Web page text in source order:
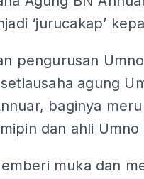
‘jurucakap’
pengurusan
agung
baginya
dan ahli
muka dan